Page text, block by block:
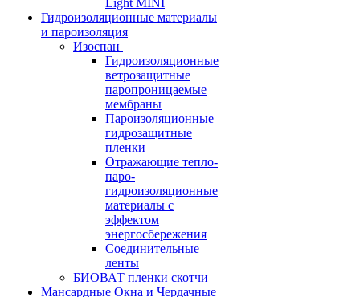
Light MINI
Гидроизоляционные материалы
и пароизоляция
Изоспан
Гидроизоляционные
ветрозащитные
паропроницаемые
мембраны
Пароизоляционные
гидрозащитные
пленки
Отражающие тепло-
паро-
гидроизоляционные
материалы с
эффектом
энергосбережения
Соединительные
ленты
БИОВАТ пленки скотчи
Мансардные Окна и Чердачные